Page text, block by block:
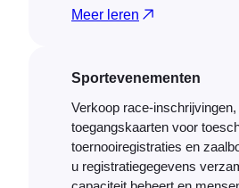
Meer leren
Sportevenementen
Verkoop race-inschrijvingen,
toegangskaarten voor
toernooiregistraties en
u registratiegegevens